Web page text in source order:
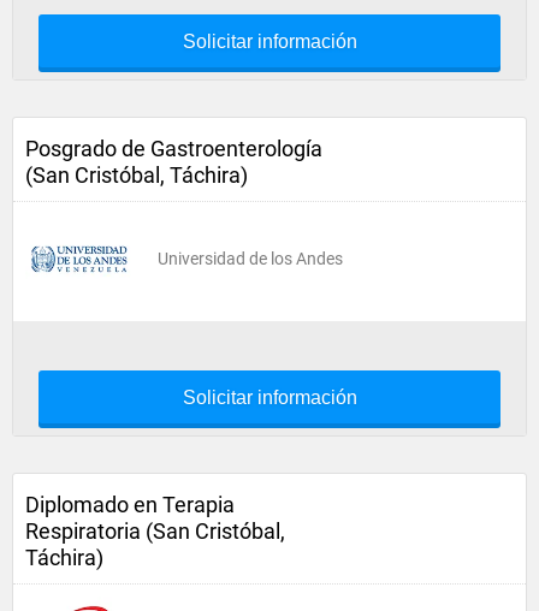
Solicitar información
Posgrado de Gastroenterología
(San Cristóbal, Táchira)
Universidad de los Andes
Solicitar información
Diplomado en Terapia
Respiratoria (San Cristóbal,
Táchira)